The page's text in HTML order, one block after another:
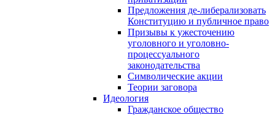
Предложения де-либерализовать
Конституцию и публичное право
Призывы к ужесточению
уголовного и уголовно-
процессуального
законодательства
Символические акции
Теории заговора
Идеология
Гражданское общество